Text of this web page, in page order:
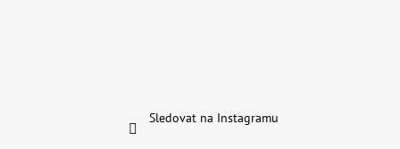
Sledovat na Instagramu